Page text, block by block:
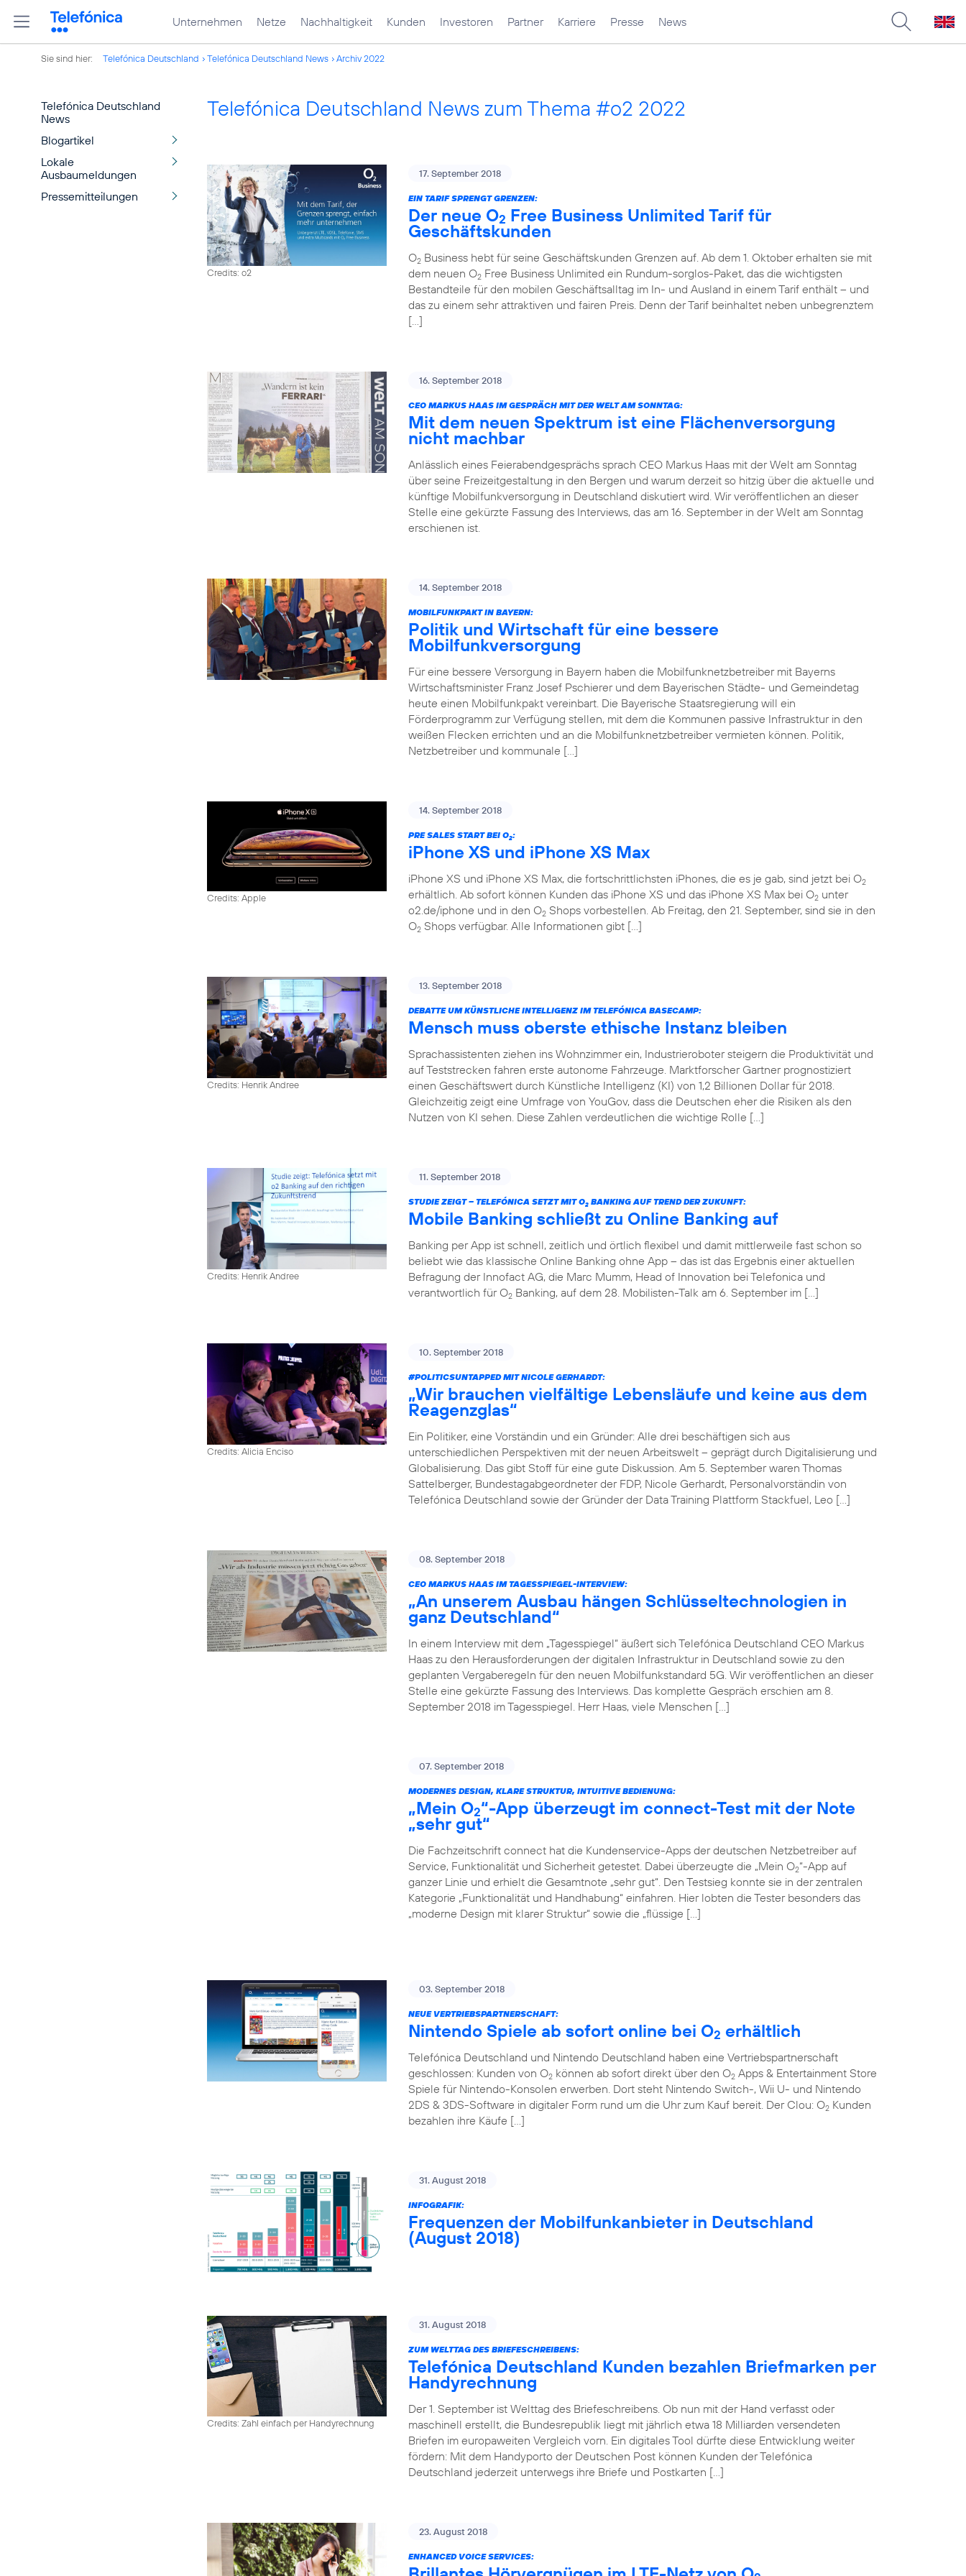
Unternehmen Netze Nachhaltigkeit Kunden Investoren Partner Karriere Presse News
Sie sind hier: Telefónica Deutschland Telefónica Deutschland News Archiv 2022
Telefónica Deutschland
News
Blogartikel
Lokale
Ausbaumeldungen
Pressemitteilungen
Telefónica Deutschland News zum Thema #o2 2022
Credits: o2
17. September 2018
EIN TARIF SPRENGT GRENZEN:
Der neue O2 Free Business Unlimited Tarif für
Geschäftskunden
O2 Business hebt für seine Geschäftskunden Grenzen auf. Ab dem 1. Oktober erhalten sie mit
dem neuen O2 Free Business Unlimited ein Rundum-sorglos-Paket, das die wichtigsten
Bestandteile für den mobilen Geschäftsalltag im In- und Ausland in einem Tarif enthält – und
das zu einem sehr attraktiven und fairen Preis. Denn der Tarif beinhaltet neben unbegrenztem
[…]
16. September 2018
CEO MARKUS HAAS IM GESPRÄCH MIT DER WELT AM SONNTAG:
Mit dem neuen Spektrum ist eine Flächenversorgung
nicht machbar
Anlässlich eines Feierabendgesprächs sprach CEO Markus Haas mit der Welt am Sonntag
über seine Freizeitgestaltung in den Bergen und warum derzeit so hitzig über die aktuelle und
künftige Mobilfunkversorgung in Deutschland diskutiert wird. Wir veröffentlichen an dieser
Stelle eine gekürzte Fassung des Interviews, das am 16. September in der Welt am Sonntag
erschienen ist.
14. September 2018
MOBILFUNKPAKT IN BAYERN:
Politik und Wirtschaft für eine bessere
Mobilfunkversorgung
Für eine bessere Versorgung in Bayern haben die Mobilfunknetzbetreiber mit Bayerns
Wirtschaftsminister Franz Josef Pschierer und dem Bayerischen Städte- und Gemeindetag
heute einen Mobilfunkpakt vereinbart. Die Bayerische Staatsregierung will ein
Förderprogramm zur Verfügung stellen, mit dem die Kommunen passive Infrastruktur in den
weißen Flecken errichten und an die Mobilfunknetzbetreiber vermieten können. Politik,
Netzbetreiber und kommunale […]
Credits: Apple
14. September 2018
PRE SALES START BEI O2:
iPhone XS und iPhone XS Max
iPhone XS und iPhone XS Max, die fortschrittlichsten iPhones, die es je gab, sind jetzt bei O2
erhältlich. Ab sofort können Kunden das iPhone XS und das iPhone XS Max bei O2 unter
o2.de/iphone und in den O2 Shops vorbestellen. Ab Freitag, den 21. September, sind sie in den
O2 Shops verfügbar. Alle Informationen gibt […]
Credits: Henrik Andree
13. September 2018
DEBATTE UM KÜNSTLICHE INTELLIGENZ IM TELEFÓNICA BASECAMP:
Mensch muss oberste ethische Instanz bleiben
Sprachassistenten ziehen ins Wohnzimmer ein, Industrieroboter steigern die Produktivität und
auf Teststrecken fahren erste autonome Fahrzeuge. Marktforscher Gartner prognostiziert
einen Geschäftswert durch Künstliche Intelligenz (KI) von 1,2 Billionen Dollar für 2018.
Gleichzeitig zeigt eine Umfrage von YouGov, dass die Deutschen eher die Risiken als den
Nutzen von KI sehen. Diese Zahlen verdeutlichen die wichtige Rolle […]
Credits: Henrik Andree
11. September 2018
STUDIE ZEIGT – TELEFÓNICA SETZT MIT O2 BANKING AUF TREND DER ZUKUNFT:
Mobile Banking schließt zu Online Banking auf
Banking per App ist schnell, zeitlich und örtlich flexibel und damit mittlerweile fast schon so
beliebt wie das klassische Online Banking ohne App – das ist das Ergebnis einer aktuellen
Befragung der Innofact AG, die Marc Mumm, Head of Innovation bei Telefonica und
verantwortlich für O2 Banking, auf dem 28. Mobilisten-Talk am 6. September im […]
Credits: Alicia Enciso
10. September 2018
#POLITICSUNTAPPEDMIT NICOLE GERHARDT:
„Wir brauchen vielfältige Lebensläufe und keine aus dem
Reagenzglas“
Ein Politiker, eine Vorständin und ein Gründer: Alle drei beschäftigen sich aus
unterschiedlichen Perspektiven mit der neuen Arbeitswelt – geprägt durch Digitalisierung und
Globalisierung. Das gibt Stoff für eine gute Diskussion. Am 5. September waren Thomas
Sattelberger, Bundestagabgeordneter der FDP, Nicole Gerhardt, Personalvorständin von
Telefónica Deutschland sowie der Gründer der Data Training Plattform Stackfuel, Leo […]
08. September 2018
CEO MARKUS HAAS IM TAGESSPIEGEL-INTERVIEW:
„An unserem Ausbau hängen Schlüsseltechnologien in
ganz Deutschland“
In einem Interview mit dem „Tagesspiegel“ äußert sich Telefónica Deutschland CEO Markus
Haas zu den Herausforderungen der digitalen Infrastruktur in Deutschland sowie zu den
geplanten Vergaberegeln für den neuen Mobilfunkstandard 5G. Wir veröffentlichen an dieser
Stelle eine gekürzte Fassung des Interviews. Das komplette Gespräch erschien am 8.
September 2018 im Tagesspiegel. Herr Haas, viele Menschen […]
07. September 2018
MODERNES DESIGN, KLARE STRUKTUR, INTUITIVE BEDIENUNG:
„Mein O2“-App überzeugt im connect-Test mit der Note
„sehr gut“
Die Fachzeitschrift connect hat die Kundenservice-Apps der deutschen Netzbetreiber auf
Service, Funktionalität und Sicherheit getestet. Dabei überzeugte die „Mein O2“-App auf
ganzer Linie und erhielt die Gesamtnote „sehr gut“. Den Testsieg konnte sie in der zentralen
Kategorie „Funktionalität und Handhabung“ einfahren. Hier lobten die Tester besonders das
„moderne Design mit klarer Struktur“ sowie die „flüssige […]
03. September 2018
NEUE VERTRIEBSPARTNERSCHAFT:
Nintendo Spiele ab sofort online bei O2 erhältlich
Telefónica Deutschland und Nintendo Deutschland haben eine Vertriebspartnerschaft
geschlossen: Kunden von O2 können ab sofort direkt über den O2 Apps & Entertainment Store
Spiele für Nintendo-Konsolen erwerben. Dort steht Nintendo Switch-, Wii U- und Nintendo
2DS & 3DS-Software in digitaler Form rund um die Uhr zum Kauf bereit. Der Clou: O2 Kunden
bezahlen ihre Käufe […]
31. August 2018
INFOGRAFIK:
Frequenzen der Mobilfunkanbieter in Deutschland
(August 2018)
Credits: Zahl einfach per Handyrechnung
31. August 2018
ZUM WELTTAG DES BRIEFESCHREIBENS:
Telefónica Deutschland Kunden bezahlen Briefmarken per
Handyrechnung
Der 1. September ist Welttag des Briefeschreibens. Ob nun mit der Hand verfasst oder
maschinell erstellt, die Bundesrepublik liegt mit jährlich etwa 18 Milliarden versendeten
Briefen im europaweiten Vergleich vorn. Ein digitales Tool dürfte diese Entwicklung weiter
fördern: Mit dem Handyporto der Deutschen Post können Kunden der Telefónica
Deutschland jederzeit unterwegs ihre Briefe und Postkarten […]
23. August 2018
ENHANCED VOICE SERVICES: